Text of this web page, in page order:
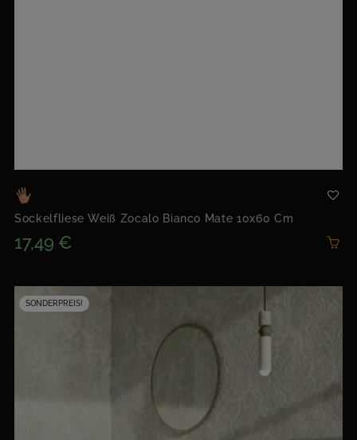
Sockelfliese Weiß Zocalo Bianco Mate 10x60 Cm
17,49 €
SONDERPREIS!